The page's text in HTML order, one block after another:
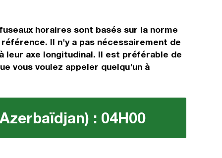
horaires sont basés sur la norme
Il n'y a pas nécessairement de
leur axe longitudinal. Il est préférable de
vous voulez appeler quelqu'un à
: 04H00